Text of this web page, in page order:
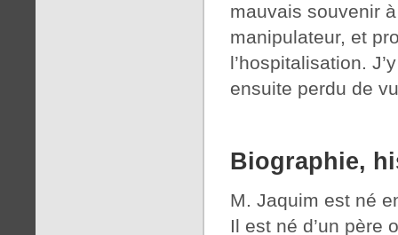
mauvais souvenir
manipulateur, et
l’hospitalisation.
ensuite perdu de
Biographie,
M. Jaquim est né
Il est né d’un père